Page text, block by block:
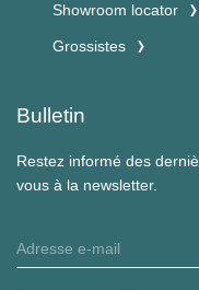
Showroom locator
Grossistes
Bulletin
Restez informé des
vous à la newsletter.